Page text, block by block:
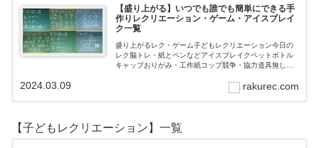
【盛り上がる】いつでも誰でも簡単にできる手
作りレクリエーション・ゲーム・アイスブレイ
ク一覧
盛り上がるレク・ゲーム子どもレクリエーション今日の
レク脳トレ・紙とペンなどアイスブレイクペットボトル
キャップおりがみ・工作紙コップ競争・協力道具無し・
ロおはじき体操スライム脳トレ無料素材Yo…rakurec.com
2024.03.09
【子どもレクリエーション】一覧